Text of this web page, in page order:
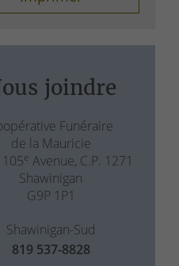
joindre
Funéraire
de la Mauricie
e Avenue, C.P. 1271
Shawinigan
G9P 1P1
Shawinigan-Sud
819 537-8828